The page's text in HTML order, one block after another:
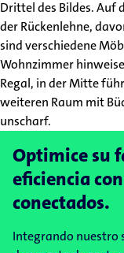
Optimice su
eficiencia
conectados.
Integrando nuestro